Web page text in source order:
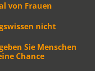
von Frauen
nicht
Sie Menschen
Chance